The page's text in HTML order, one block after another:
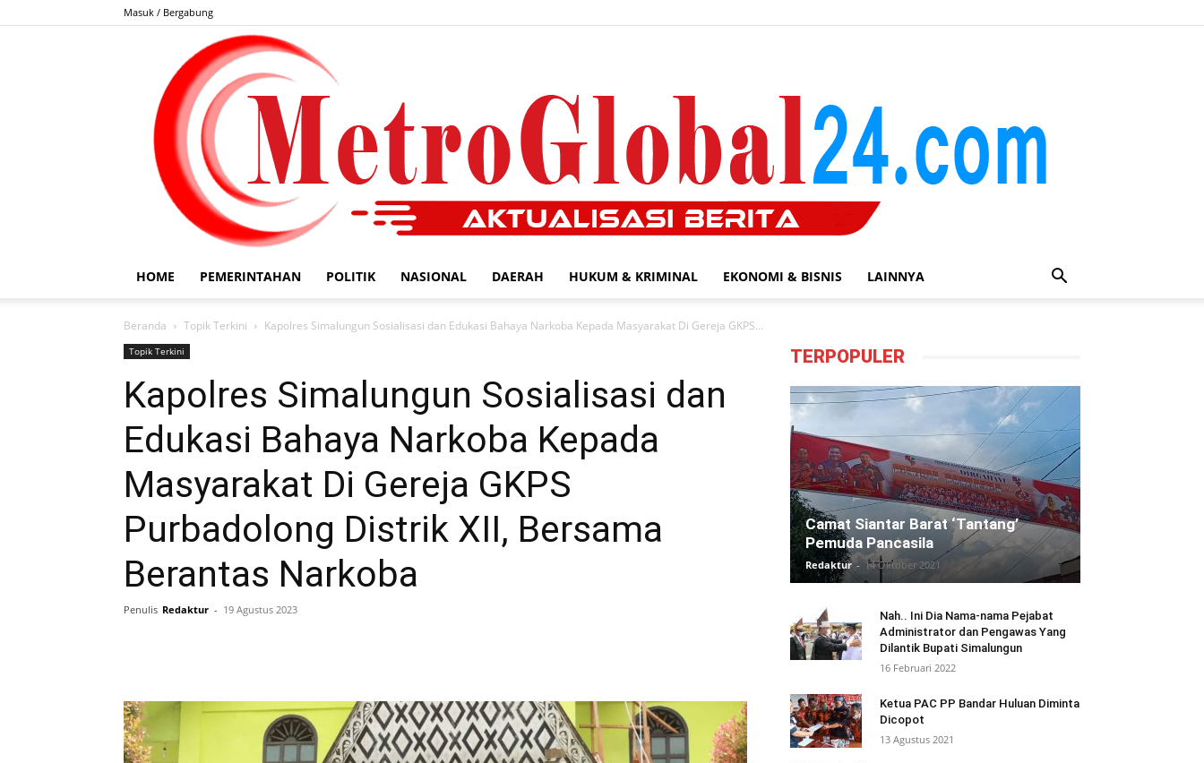
Masuk / Bergabung
HOME PEMERINTAHAN POLITIK NASIONAL DAERAH HUKUM & KRIMINAL EKONOMI & BISNIS LAINNYA
Beranda Topik Terkini Kapolres Simalungun Sosialisasi dan Edukasi Bahaya Narkoba Kepada Masyarakat Di Gereja GKPS...
Topik Terkini
Kapolres Simalungun Sosialisasi dan
Edukasi Bahaya Narkoba Kepada
Masyarakat Di Gereja GKPS
Purbadolong Distrik XII, Bersama
Berantas Narkoba
Penulis Redaktur - 19 Agustus 2023
TERPOPULER
Camat Siantar Barat ‘Tantang’
Pemuda Pancasila
Redaktur - 14 Oktober 2021
Nah.. Ini Dia Nama-nama Pejabat
Administrator dan Pengawas Yang
Dilantik Bupati Simalungun
16 Februari 2022
Ketua PAC PP Bandar Huluan Diminta
Dicopot
13 Agustus 2021